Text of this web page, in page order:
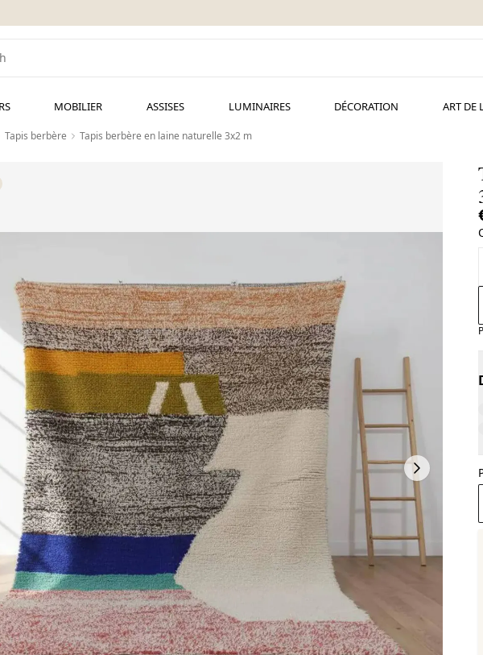
MOBILIER ASSISES LUMINAIRES DÉCORATION ART DE
Tapis berbère Tapis berbère en laine naturelle 3x2 m